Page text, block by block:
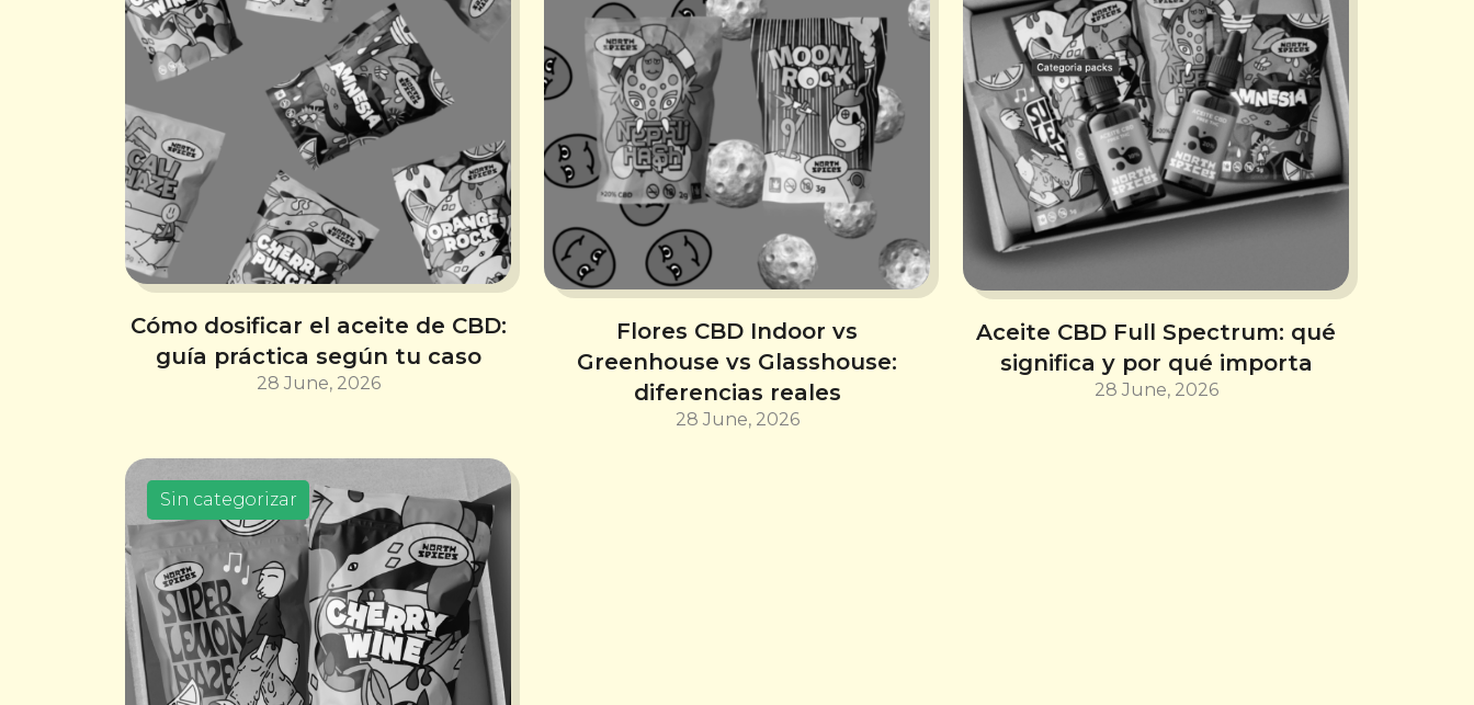
Cómo dosificar el aceite de CBD:
guía práctica según tu caso
28 June, 2026
Flores CBD Indoor vs
Greenhouse vs Glasshouse:
diferencias reales
28 June, 2026
Aceite CBD Full Spectrum: qué
significa y por qué importa
28 June, 2026
Sin categorizar